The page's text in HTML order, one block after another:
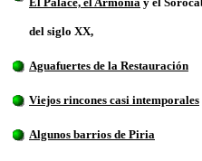
del siglo XX,
Aguafuertes de la Restauración
Viejos rincones casi intemporales
Algunos barrios de Piria